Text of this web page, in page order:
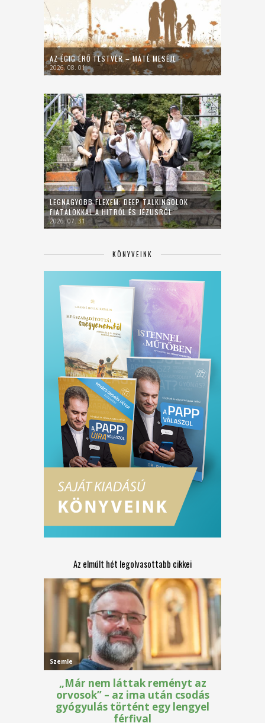
AZ ÉGIG ÉRŐ TESTVÉR – MÁTÉ MESÉJE
2026. 08. 01.
LEGNAGYOBB FLEXEM: DEEP TALKINGOLOK
FIATALOKKAL A HITRŐL ÉS JÉZUSRÓL
2026. 07. 31.
KÖNYVEINK
Az elmúlt hét legolvasottabb cikkei